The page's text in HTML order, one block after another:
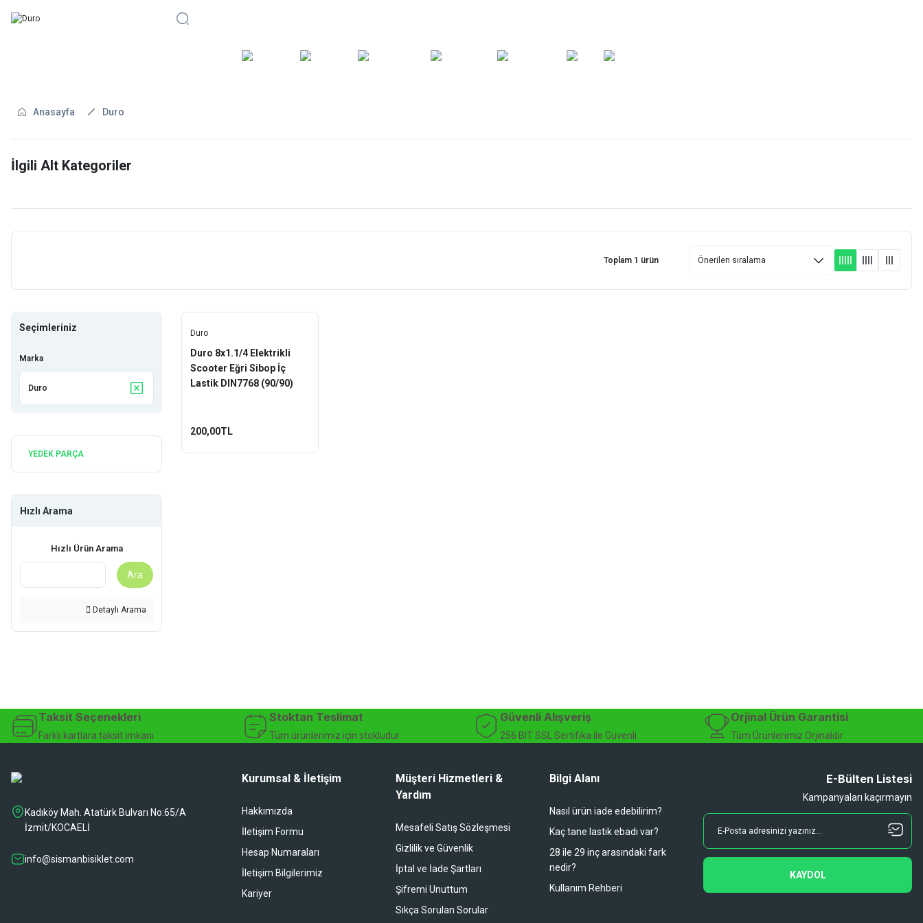
BİSİKLET AKSESUARLAR ASKI/TAŞIMA TAMİR/BAKIM GİYİM
Anasayfa Duro
İlgili Alt Kategoriler
Toplam 1 ürün
Seçimleriniz
Marka
Duro
YEDEK PARÇA
Hızlı Arama
Hızlı Ürün Arama
Ara
Detaylı Arama
Duro
Duro 8x1.1/4 Elektrikli
Scooter Eğri Sibop İç
Lastik DIN7768 (90/90)
200,00TL
Taksit Seçenekleri
Farklı kartlara taksit imkanı
Stoktan Teslimat
Tüm ürünlerimiz için stokludur
Güvenli Alışveriş
256 BIT SSL Sertifika ile Güvenli
Orjinal Ürün Garantisi
Tüm Ürünlerimiz Orjinaldir
Kadıköy Mah. Atatürk Bulvarı No:65/A
İzmit/KOCAELİ
info@sismanbisiklet.com
Kurumsal & İletişim
Hakkımızda
İletişim Formu
Hesap Numaraları
İletişim Bilgilerimiz
Kariyer
Müşteri Hizmetleri &
Yardım
Mesafeli Satış Sözleşmesi
Gizlilik ve Güvenlik
İptal ve İade Şartları
Şifremi Unuttum
Sıkça Sorulan Sorular
Bilgi Alanı
Nasıl ürün iade edebilirim?
Kaç tane lastik ebadı var?
28 ile 29 inç arasındaki fark
nedir?
Kullanım Rehberi
E-Bülten Listesi
Kampanyaları kaçırmayın
KAYDOL